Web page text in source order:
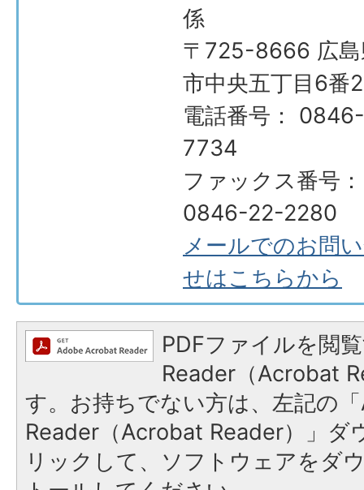
係
〒725-8666 広島
市中央五丁目6番
電話番号：
7734
ファックス番号：
0846-22-2280
メールでのお問
せはこちらから
PDFファイルを閲
Reader（Acrobat
す。お持ちでない方は、左記の
Reader（Acrobat Reader）」ダ
リックして、ソフトウェアをダ